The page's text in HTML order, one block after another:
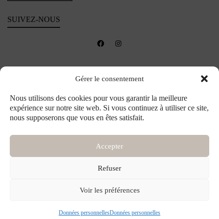
Gérer le consentement
Nous utilisons des cookies pour vous garantir la meilleure
expérience sur notre site web. Si vous continuez à utiliser ce site,
nous supposerons que vous en êtes satisfait.
Accepter
Refuser
Voir les préférences
Données personnellesDonnées personnelles
SUIVEZ-NOUS